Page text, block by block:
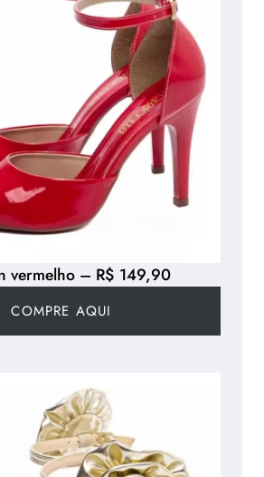
vermelho – R$ 149,90
COMPRE AQUI